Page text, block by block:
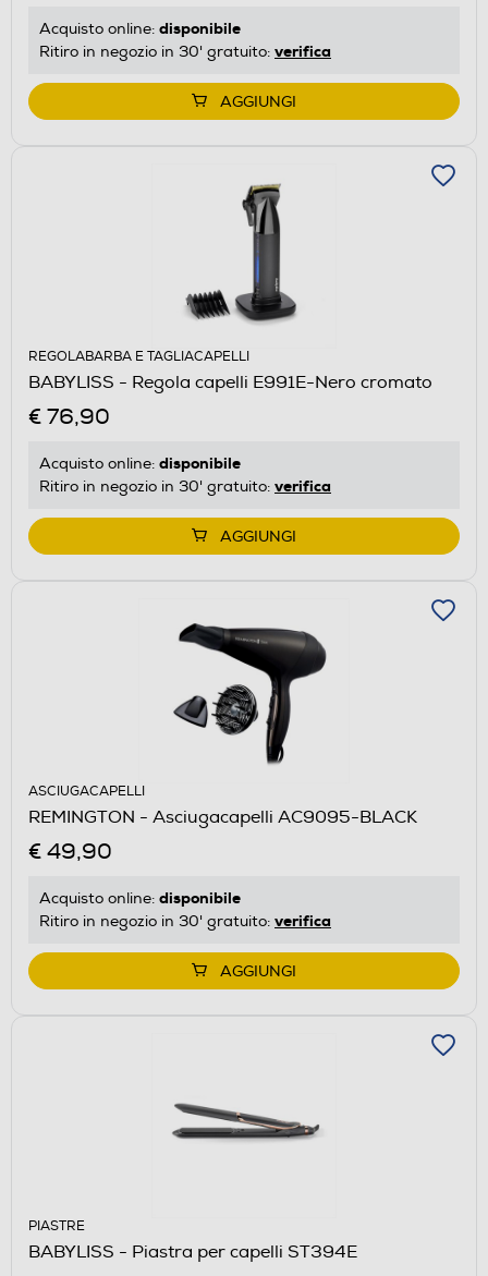
Acquisto online: disponibile
Ritiro in negozio in 30' gratuito: verifica
AGGIUNGI
REGOLABARBA E TAGLIACAPELLI
BABYLISS - Regola capelli E991E-Nero cromato
€ 76,90
Acquisto online: disponibile
Ritiro in negozio in 30' gratuito: verifica
AGGIUNGI
ASCIUGACAPELLI
REMINGTON - Asciugacapelli AC9095-BLACK
€ 49,90
Acquisto online: disponibile
Ritiro in negozio in 30' gratuito: verifica
AGGIUNGI
PIASTRE
BABYLISS - Piastra per capelli ST394E